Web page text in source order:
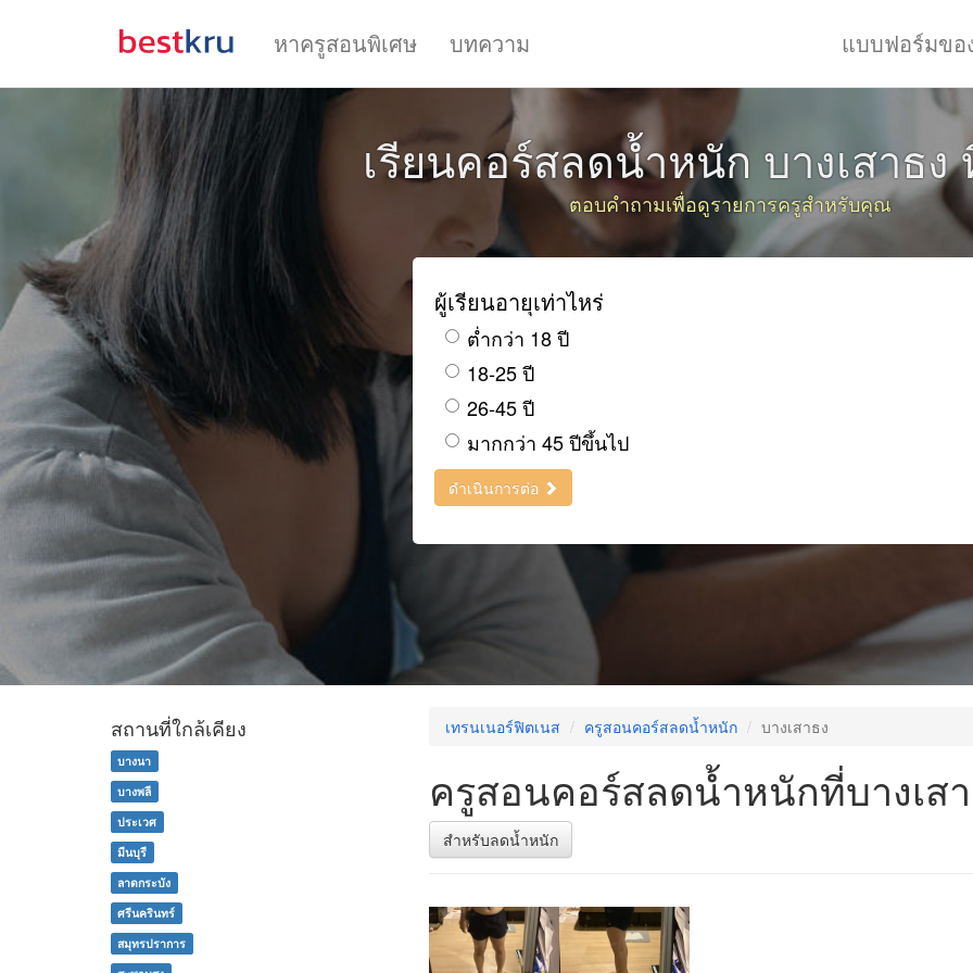
หาครูสอนพิเศษ บทความ แบบฟอร์มข
เรียนคอร์สลดน้ำหนัก บางเสาธง
ตอบคำถามเพื่อดูรายการครูสำหรับคุณ
ผู้เรียนอายุเท่าไหร่
ต่ำกว่า 18 ปี
18-25 ปี
26-45 ปี
มากกว่า 45 ปีขึ้นไป
ดำเนินการต่อ
เทรนเนอร์ฟิตเนส ครูสอนคอร์สลดน้ำหนัก บางเสาธง
ครูสอนคอร์สลดน้ำหนักที่บางเส
สำหรับลดน้ำหนัก
สถานที่ใกล้เคียง
บางนา
บางพลี
ประเวศ
มีนบุรี
ลาดกระบัง
ศรีนครินทร์
สมุทรปราการ